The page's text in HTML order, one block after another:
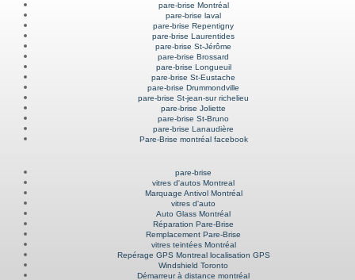
pare-brise Montréal
pare-brise laval
pare-brise Repentigny
pare-brise Laurentides
pare-brise St-Jérôme
pare-brise Brossard
pare-brise Longueuil
pare-brise St-Eustache
pare-brise Drummondville
pare-brise St-jean-sur richelieu
pare-brise Joliette
pare-brise St-Bruno
pare-brise Lanaudière
Pare-Brise montréal facebook
pare-brise
vitres d'autos Montreal
Marquage Antivol Montréal
vitres d'auto
Auto Glass Montréal
Réparation Pare-Brise
Remplacement Pare-Brise
vitres teintées Montréal
Repérage GPS Montreal localisation GPS
Windshield Toronto
Démarreur à distance montréal